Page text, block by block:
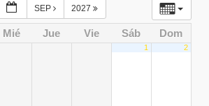
SEP 2027
Mié Jue Vie Sáb Dom
1 2